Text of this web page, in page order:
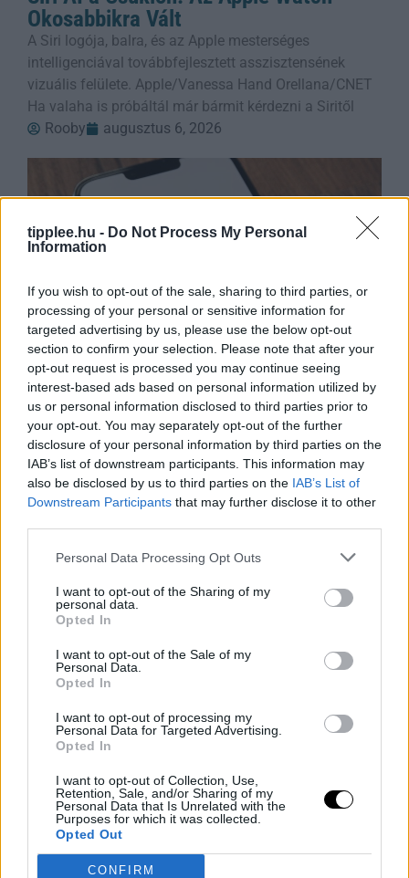
tipplee.hu - Do Not Process My Personal
Information
If you wish to opt-out of the sale, sharing to third parties, or
processing of your personal or sensitive information for
targeted advertising by us, please use the below opt-out
section to confirm your selection. Please note that after your
opt-out request is processed you may continue seeing
interest-based ads based on personal information utilized by
us or personal information disclosed to third parties prior to
your opt-out. You may separately opt-out of the further
disclosure of your personal information by third parties on the
IAB’s list of downstream participants. This information may
also be disclosed by us to third parties on the IAB’s List of
Downstream Participants that may further disclose it to other
Personal Data Processing Opt Outs
I want to opt-out of the Sharing of my
personal data.
Opted In
I want to opt-out of the Sale of my
Personal Data.
Opted In
I want to opt-out of processing my
Personal Data for Targeted Advertising.
Opted In
I want to opt-out of Collection, Use,
Retention, Sale, and/or Sharing of my
Personal Data that Is Unrelated with the
Purposes for which it was collected.
Opted Out
CONFIRM
Okosabbikra Vált
A Siri logója, balra, és az Apple mesterséges
intelligenciával továbbfejlesztett asszisztensének
vizuális felülete. Apple/Vanessa Hand Orellana/CNET
Ha valaha is próbáltál már bármit kérdezni a Siritől
Rooby
augusztus 6, 2026
A Feldolgozott Élelmiszerek Nagy
Tévedése
Iratkozz fel a Slatest hírlevelére, hogy naponta
megkapd a legélesebb elemzéseket, kritikákat és
tanácsokat! Az ultra-feldolgozott élelmiszerek (UPF)
manapság az egyik legnagyobb mumusnak
Védelmi Fellendülés: A Felvirágzás Új
Forrása
Japán kormánya új védelmi fehér könyvében nem
csupán az ország védelmeként, hanem a gazdasági